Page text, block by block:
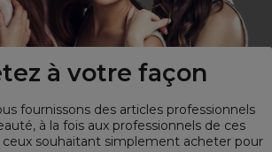
à votre façon
fournissons des articles professionnels
à la fois aux professionnels de ces
ceux souhaitant simplement acheter pour